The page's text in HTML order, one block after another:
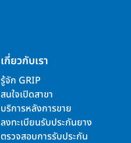
เกี่ยวกับเรา
รู้จัก GRIP
สนใจเปิดสาขา
บริการหลังการขาย
ลงทะเบียนรับประกันยาง
ตรวจสอบการรับประกัน